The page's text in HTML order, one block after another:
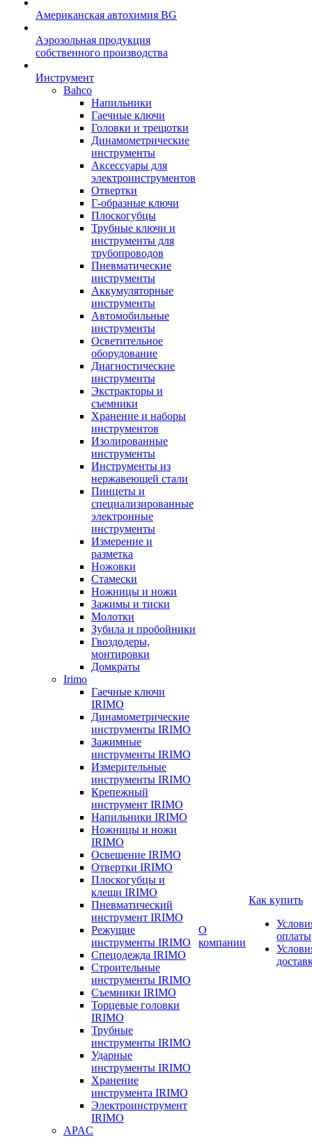
Американская автохимия BG
Аэрозольная продукция
собственного производства
Инструмент
Bahco
Напильники
Гаечные ключи
Головки и трещотки
Динамометрические
инструменты
Аксессуары для
электроинструментов
Отвертки
Г-образные ключи
Плоскогубцы
Трубные ключи и
инструменты для
трубопроводов
Пневматические
инструменты
Аккумуляторные
инструменты
Автомобильные
инструменты
Осветительное
оборудование
Диагностические
инструменты
Экстракторы и
съемники
Хранение и наборы
инструментов
Изолированные
инструменты
Инструменты из
нержавеющей стали
Пинцеты и
специализированные
электронные
инструменты
Измерение и
разметка
Ножовки
Стамески
Ножницы и ножи
Зажимы и тиски
Молотки
Зубила и пробойники
Гвоздодеры,
монтировки
Домкраты
Irimo
Гаечные ключи
IRIMO
Динамометрические
инструменты IRIMO
Зажимные
инструменты IRIMO
Измерительные
инструменты IRIMO
Крепежный
инструмент IRIMO
Напильники IRIMO
Ножницы и ножи
IRIMO
Освещение IRIMO
Отвертки IRIMO
Плоскогубцы и
клещи IRIMO
Пневматический
инструмент IRIMO
Режущие
инструменты IRIMO
Спецодежда IRIMO
Строительные
инструменты IRIMO
Съемники IRIMO
Торцевые головки
IRIMO
Трубные
инструменты IRIMO
Ударные
инструменты IRIMO
Хранение
инструмента IRIMO
Электроинструмент
IRIMO
APAC
О
компании
Как купить
оплаты